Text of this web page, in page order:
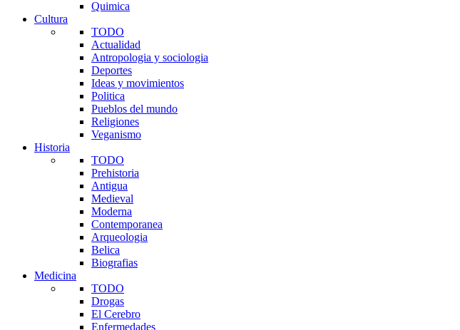
Quimica
Cultura
TODO
Actualidad
Antropologia y sociologia
Deportes
Ideas y movimientos
Politica
Pueblos del mundo
Religiones
Veganismo
Historia
TODO
Prehistoria
Antigua
Medieval
Moderna
Contemporanea
Arqueologia
Belica
Biografias
Medicina
TODO
Drogas
El Cerebro
Enfermedades